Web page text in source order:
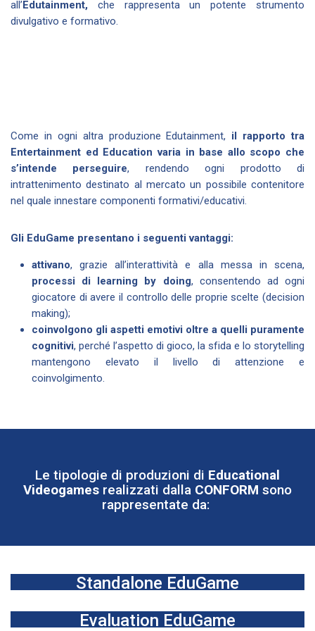
all’Edutainment, che rappresenta un potente strumento
divulgativo e formativo.
Come in ogni altra produzione Edutainment, il rapporto tra
Entertainment ed Education varia in base allo scopo che
s’intende perseguire, rendendo ogni prodotto di
intrattenimento destinato al mercato un possibile contenitore
nel quale innestare componenti formativi/educativi.
Gli EduGame presentano i seguenti vantaggi:
attivano, grazie all’interattività e alla messa in scena,
processi di learning by doing, consentendo ad ogni
giocatore di avere il controllo delle proprie scelte (decision
making);
coinvolgono gli aspetti emotivi oltre a quelli puramente
cognitivi, perché l’aspetto di gioco, la sfida e lo storytelling
mantengono elevato il livello di attenzione e
coinvolgimento.
Le tipologie di produzioni di Educational
Videogames realizzati dalla CONFORM sono
rappresentate da:
Standalone EduGame
Titoli in cui la componente formativo/divulgativa,
interna al gioco stesso
Evaluation EduGame
Prodotti innestati in percorsi formativi che vengono